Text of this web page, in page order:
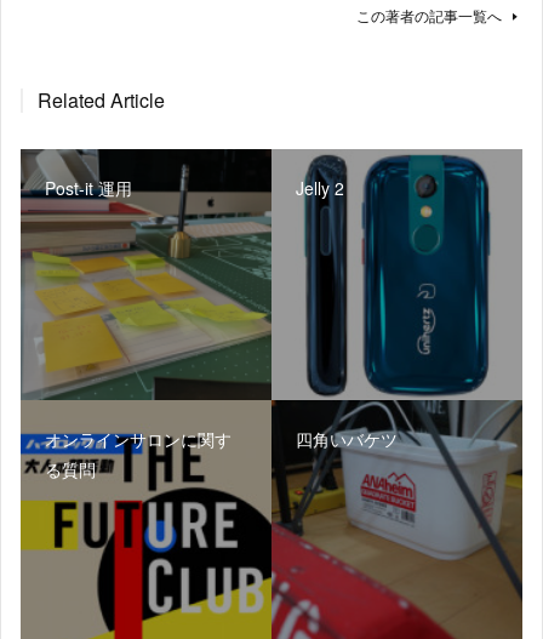
この著者の記事一覧へ
Related Article
Post-it 運用 Jelly 2
オンラインサロンに関す
る質問
四角いバケツ